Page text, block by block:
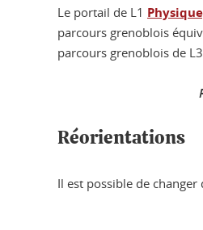
Le portail de L1
parcours grenoblois
parcours grenoblois de
Réorientations
Il est possible de